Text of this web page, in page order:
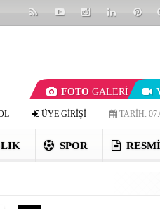
FOTO GALERİ
TARİH:
ÜYE GİRİŞİ
SPOR